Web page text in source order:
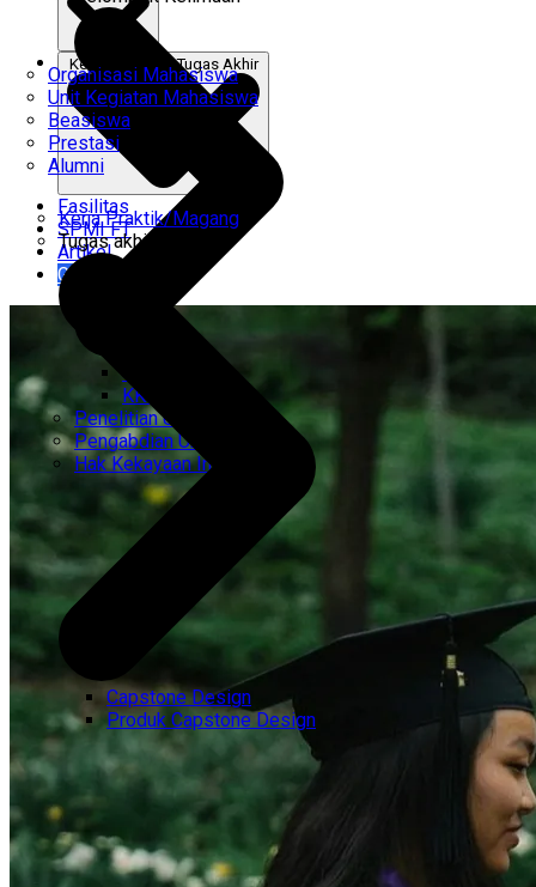
CEMTI
KK Regresi
Penelitian Unggulan
Pengabdian Unggulan
Hak Kekayaan Intelektual
Organisasi Mahasiswa
Unit Kegiatan Mahasiswa
Beasiswa
Prestasi
Alumni
Kerja Praktik & Tugas Akhir
Kerja Praktik/Magang
Tugas akhir
Capstone Design
Produk Capstone Design
Fasilitas
SPMI FT
Artikel
Gabung Kami